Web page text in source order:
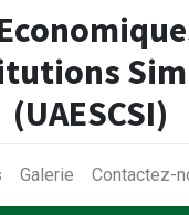
(UAESCSI)
Galerie Contactez-